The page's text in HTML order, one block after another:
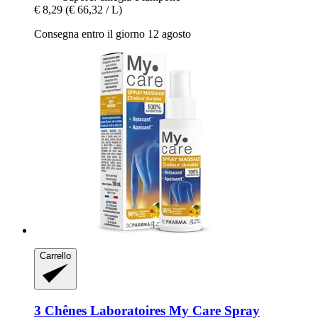
€ 8,29 (€ 66,32 / L)
Consegna entro il giorno 12 agosto
Carrello
3 Chênes Laboratoires My Care Spray